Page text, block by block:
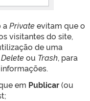
a Privateevitam que o
visitantes do site,
de uma
Deleteou Trash, para
em Publicar(ou